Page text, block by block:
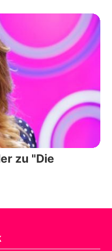
zu "Die